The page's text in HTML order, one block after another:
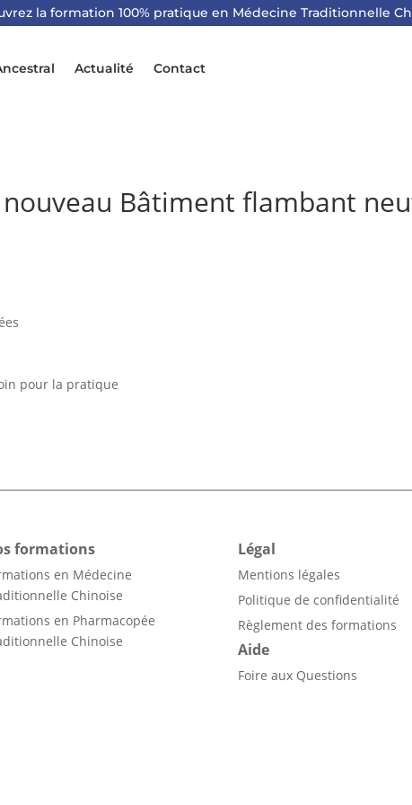
la formation 100% pratique en Médecine Traditionnelle
Actualité Contact
Bâtiment flambant
pour la pratique
formations
en Médecine
Chinoise
en Pharmacopée
Chinoise
Légal
Mentions légales
Politique de confidentialité
Règlement des formations
Aide
Foire aux Questions